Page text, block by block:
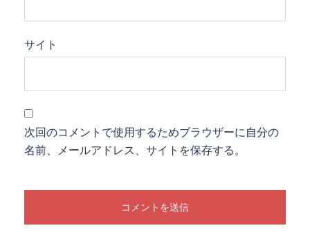
サイト
次回のコメントで使用するためブラウザーに自分の
名前、メールアドレス、サイトを保存する。